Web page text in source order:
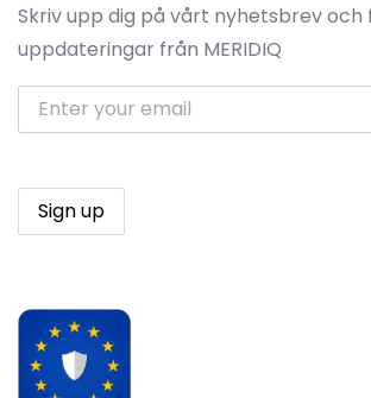
Skriv upp dig på vårt nyhetsbrev och
uppdateringar från MERIDIQ